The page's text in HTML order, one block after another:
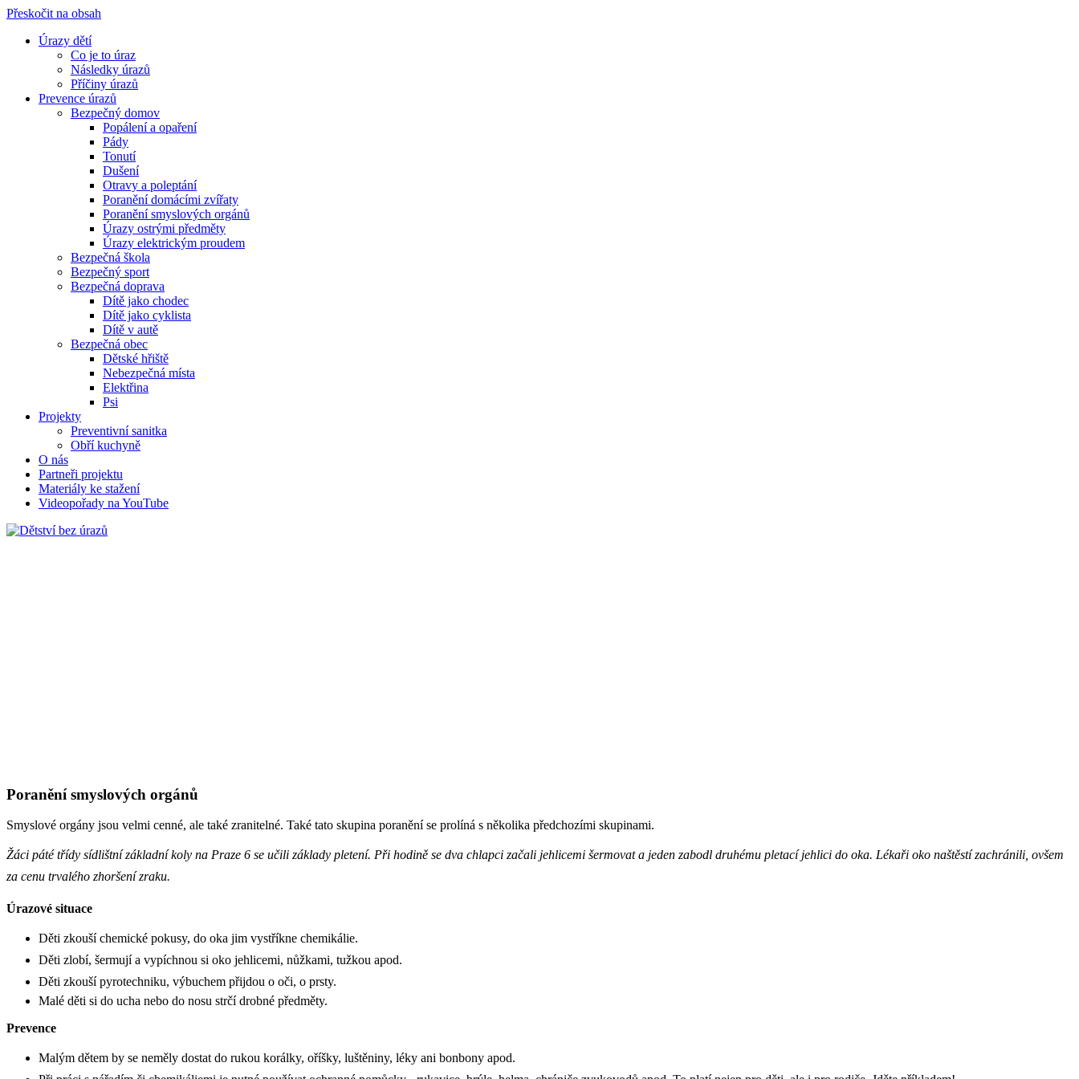
Přeskočit na obsah
Dětství bez úrazů
Informace pro děti i dospělé, jak se chránit před úrazy
Úrazy dětí
Co je to úraz
Následky úrazů
Příčiny úrazů
Prevence úrazů
Bezpečný domov
Popálení a opaření
Pády
Tonutí
Dušení
Otravy a poleptání
Poranění domácími zvířaty
Poranění smyslových orgánů
Úrazy ostrými předměty
Úrazy elektrickým proudem
Bezpečná škola
Bezpečný sport
Bezpečná doprava
Dítě jako chodec
Dítě jako cyklista
Dítě v autě
Bezpečná obec
Dětské hřiště
Nebezpečná místa
Elektřina
Psi
Projekty
Preventivní sanitka
Obří kuchyně
O nás
Partneři projektu
Materiály ke stažení
Videopořady na YouTube
Poranění smyslových orgánů
Smyslové orgány jsou velmi cenné, ale také zranitelné. Také tato skupina poranění se prolíná s několika předchozími skupinami.
Žáci páté třídy sídlištní základní koly na Praze 6 se učili základy pletení. Při hodině se dva chlapci začali jehlicemi šermovat a jeden zabodl druhému pletací jehlici do oka. Lékaři oko naštěstí zachránili, ovšem
za cenu trvalého zhoršení zraku.
Úrazové situace
Děti zkouší chemické pokusy, do oka jim vystříkne chemikálie.
Děti zlobí, šermují a vypíchnou si oko jehlicemi, nůžkami, tužkou apod.
Děti zkouší pyrotechniku, výbuchem přijdou o oči, o prsty.
Malé děti si do ucha nebo do nosu strčí drobné předměty.
Prevence
Malým dětem by se neměly dostat do rukou korálky, oříšky, luštěniny, léky ani bonbony apod.